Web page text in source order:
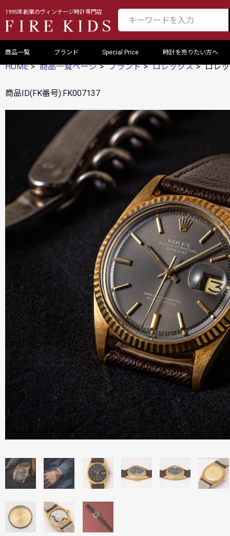
1995年創業のヴィンテージ時計専門店
商品一覧 ブランド Special Price 時計を売りたい方へ
HOME 商品一覧ページ ブランド ロレックス ロレ
商品ID(FK番号):FK007137